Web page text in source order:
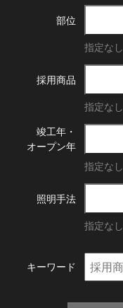
部位
指定なし
採用商品
指定なし
竣工年・
オープン年
指定なし
照明手法
指定なし
キーワード